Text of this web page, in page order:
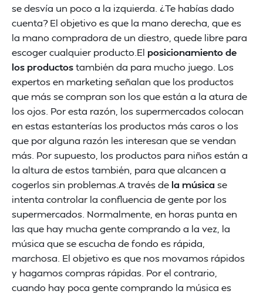
se desvía un poco a la izquierda. ¿Te habías dado
cuenta? El objetivo es que la mano derecha, que es
la mano compradora de un diestro, quede libre para
escoger cualquier producto.El posicionamiento de
los productostambién da para mucho juego. Los
expertos en marketing señalan que los productos
que más se compran son los que están a la atura de
los ojos. Por esta razón, los supermercados colocan
en estas estanterías los productos más caros o los
que por alguna razón les interesan que se vendan
más. Por supuesto, los productos para niños están a
la altura de estos también, para que alcancen a
cogerlos sin problemas.A través de la música se
intenta controlar la confluencia de gente por los
supermercados. Normalmente, en horas punta en
las que hay mucha gente comprando a la vez, la
música que se escucha de fondo es rápida,
marchosa. El objetivo es que nos movamos rápidos
y hagamos compras rápidas. Por el contrario,
cuando hay poca gente comprando la música es